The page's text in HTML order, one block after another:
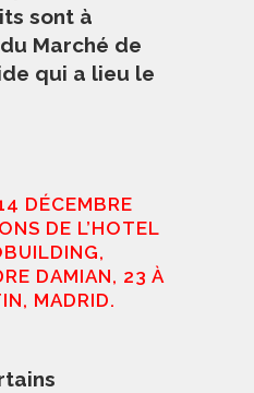
sont à
Marché de
qui a lieu le
DÉCEMBRE
DE L’HOTEL
DAMIAN, 23 À
MADRID.